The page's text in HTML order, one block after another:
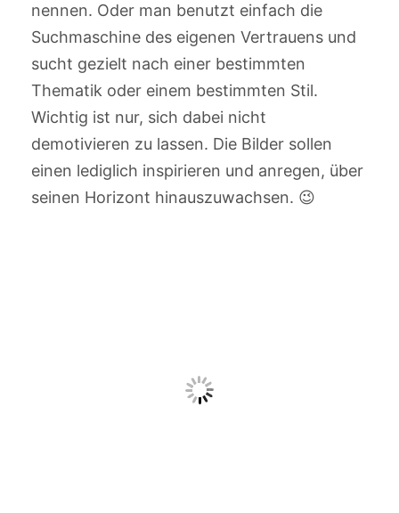
nennen. Oder man benutzt einfach die
Suchmaschine des eigenen Vertrauens und
sucht gezielt nach einer bestimmten
Thematik oder einem bestimmten Stil.
Wichtig ist nur, sich dabei nicht
demotivieren zu lassen. Die Bilder sollen
einen lediglich inspirieren und anregen, über
seinen Horizont hinauszuwachsen. 😉